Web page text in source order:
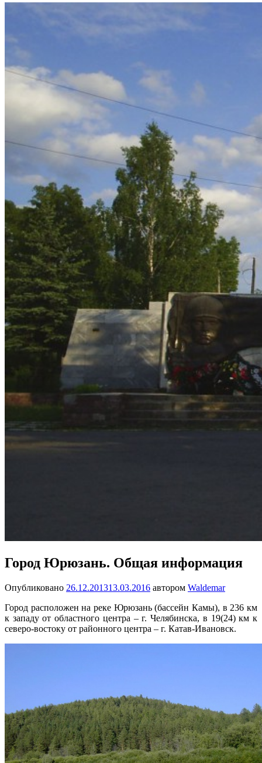
Город Юрюзань. Общая информация
Опубликовано 26.12.201313.03.2016 автором Waldemar
Город расположен на реке Юрюзань (бассейн Камы), в 236 км
к западу от областного центра – г. Челябинска, в 19(24) км к
северо-востоку от районного центра – г. Катав-Ивановск.